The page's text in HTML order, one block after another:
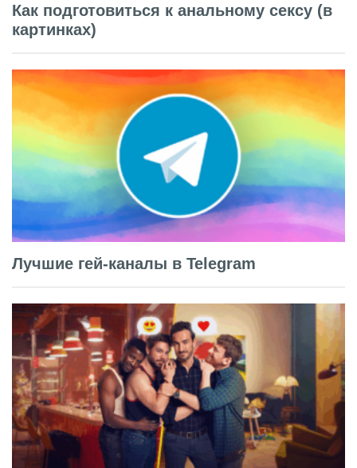
Как подготовиться к анальному сексу (в
картинках)
Лучшие гей-каналы в Telegram